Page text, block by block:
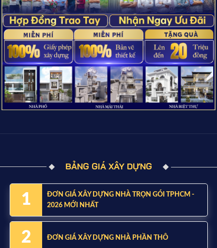
BẢNG GIÁ XÂY DỰNG
1
ĐƠN GIÁ XÂY DỰNG NHÀ TRỌN GÓI TPHCM -
2026 MỚI NHẤT
2 ĐƠN GIÁ XÂY DỰNG NHÀ PHẦN THÔ